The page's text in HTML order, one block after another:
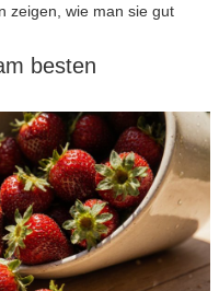
zeigen, wie man sie gut
besten